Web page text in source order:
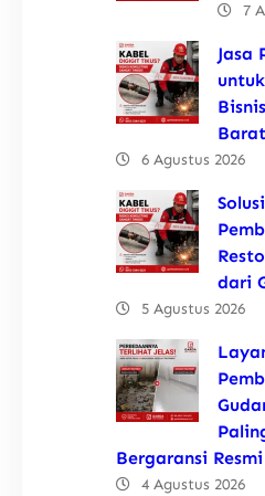
7
Jasa
6 Agustus 2026
dari
5 Agustus 2026
Bergaransi Resmi
4 Agustus 2026